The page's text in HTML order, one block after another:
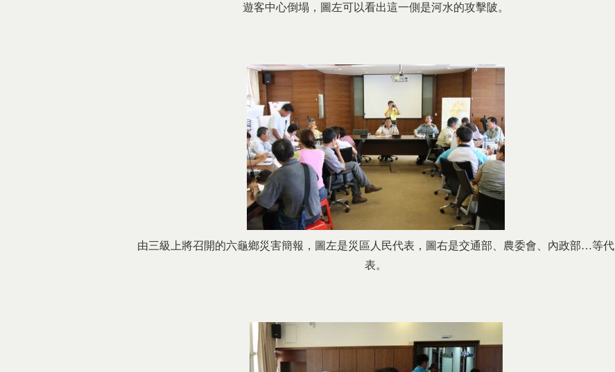
遊客中心倒塌，圖左可以看出這一側是河水的攻擊陂。
由三級上將召開的六龜鄉災害簡報，圖左是災區人民代表，圖右是交通部、農委會、內政部…等代
表。